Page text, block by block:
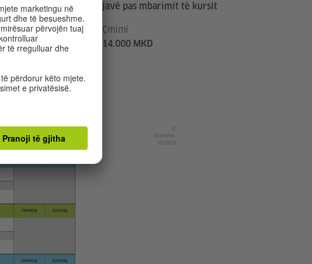
javë pas mbarimit të kursit
Çmimi
14.000 MKD
Goethe-
Institut